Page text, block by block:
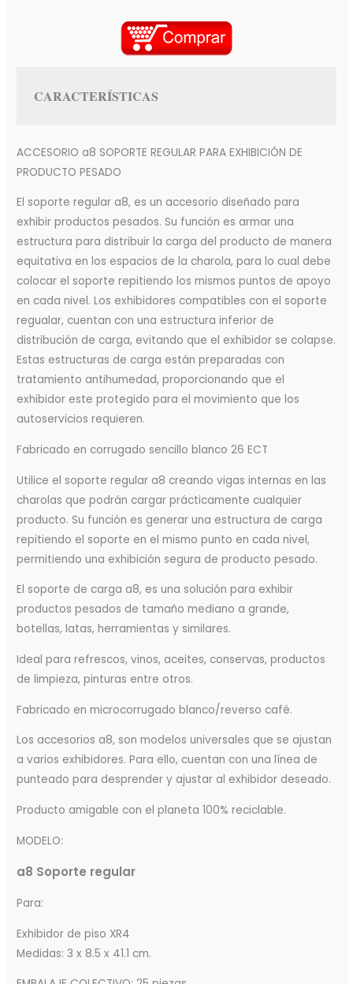
CARACTERÍSTICAS
ACCESORIO a8 SOPORTE REGULAR PARA EXHIBICIÓN DE
PRODUCTO PESADO
El soporte regular a8, es un accesorio diseñado para
exhibir productos pesados. Su función es armar una
estructura para distribuir la carga del producto de manera
equitativa en los espacios de la charola, para lo cual debe
colocar el soporte repitiendo los mismos puntos de apoyo
en cada nivel. Los exhibidores compatibles con el soporte
regualar, cuentan con una estructura inferior de
distribución de carga, evitando que el exhibidor se colapse.
Estas estructuras de carga están preparadas con
tratamiento antihumedad, proporcionando que el
exhibidor este protegido para el movimiento que los
autoservicios requieren.
Fabricado en corrugado sencillo blanco 26 ECT
Utilice el soporte regular a8 creando vigas internas en las
charolas que podrán cargar prácticamente cualquier
producto. Su función es generar una estructura de carga
repitiendo el soporte en el mismo punto en cada nivel,
permitiendo una exhibición segura de producto pesado.
El soporte de carga a8, es una solución para exhibir
productos pesados de tamaño mediano a grande,
botellas, latas, herramientas y similares.
Ideal para refrescos, vinos, aceites, conservas, productos
de limpieza, pinturas entre otros.
Fabricado en microcorrugado blanco/reverso café.
Los accesorios a8, son modelos universales que se ajustan
a varios exhibidores. Para ello, cuentan con una línea de
punteado para desprender y ajustar al exhibidor deseado.
Producto amigable con el planeta 100% reciclable.
MODELO:
a8 Soporte regular
Para:
Exhibidor de piso XR4
Medidas: 3 x 8.5 x 41.1 cm.